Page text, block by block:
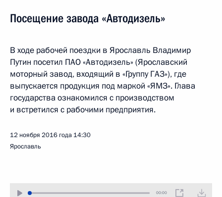
Посещение завода «Автодизель»
В ходе рабочей поездки в Ярославль Владимир
Путин посетил ПАО «Автодизель» (Ярославский
моторный завод, входящий в «Группу ГАЗ»), где
выпускается продукция под маркой «ЯМЗ». Глава
государства ознакомился с производством
и встретился с рабочими предприятия.
12 ноября 2016 года 14:30
Ярославль
00:00